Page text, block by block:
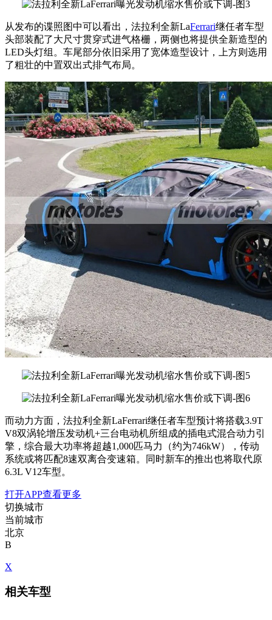
从发布的谍照图中可以看出，法拉利全新LaFerrari继任者车型
头部装配了大尺寸贯穿式进气格栅，两侧也将提供全新造型的
LED头灯组。车尾部分依旧采用了宽体造型设计，上方则选用
了粗壮的中置双出式排气布局。
而动力方面，法拉利全新LaFerrari继任者车型预计将搭载3.9T
V8双涡轮增压发动机+三台电动机所组成的插电式混合动力引
擎，综合最大功率将超越1,000匹马力（约为746kW），传动
系统或将匹配8速双离合变速箱。同时新车的推出也将取代原
6.3L V12车型。
打开APP查看更多
切换城市
当前城市
北京
B
X
相关车型